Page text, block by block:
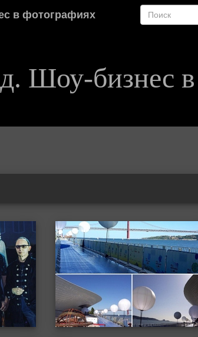
в фотографиях
Шоу-бизнес